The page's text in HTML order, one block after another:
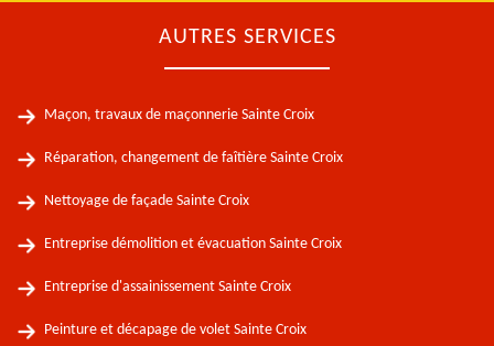
AUTRES SERVICES
Maçon, travaux de maçonnerie Sainte Croix
Réparation, changement de faîtière Sainte Croix
Nettoyage de façade Sainte Croix
Entreprise démolition et évacuation Sainte Croix
Entreprise d'assainissement Sainte Croix
Peinture et décapage de volet Sainte Croix